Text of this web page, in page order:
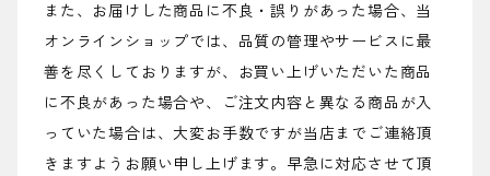
また、お届けした商品に不良・誤りがあった場合、当
オンラインショップでは、品質の管理やサービスに最
善を尽くしておりますが、お買い上げいただいた商品
に不良があった場合や、ご注文内容と異なる商品が入
っていた場合は、大変お手数ですが当店までご連絡頂
きますようお願い申し上げます。早急に対応させて頂